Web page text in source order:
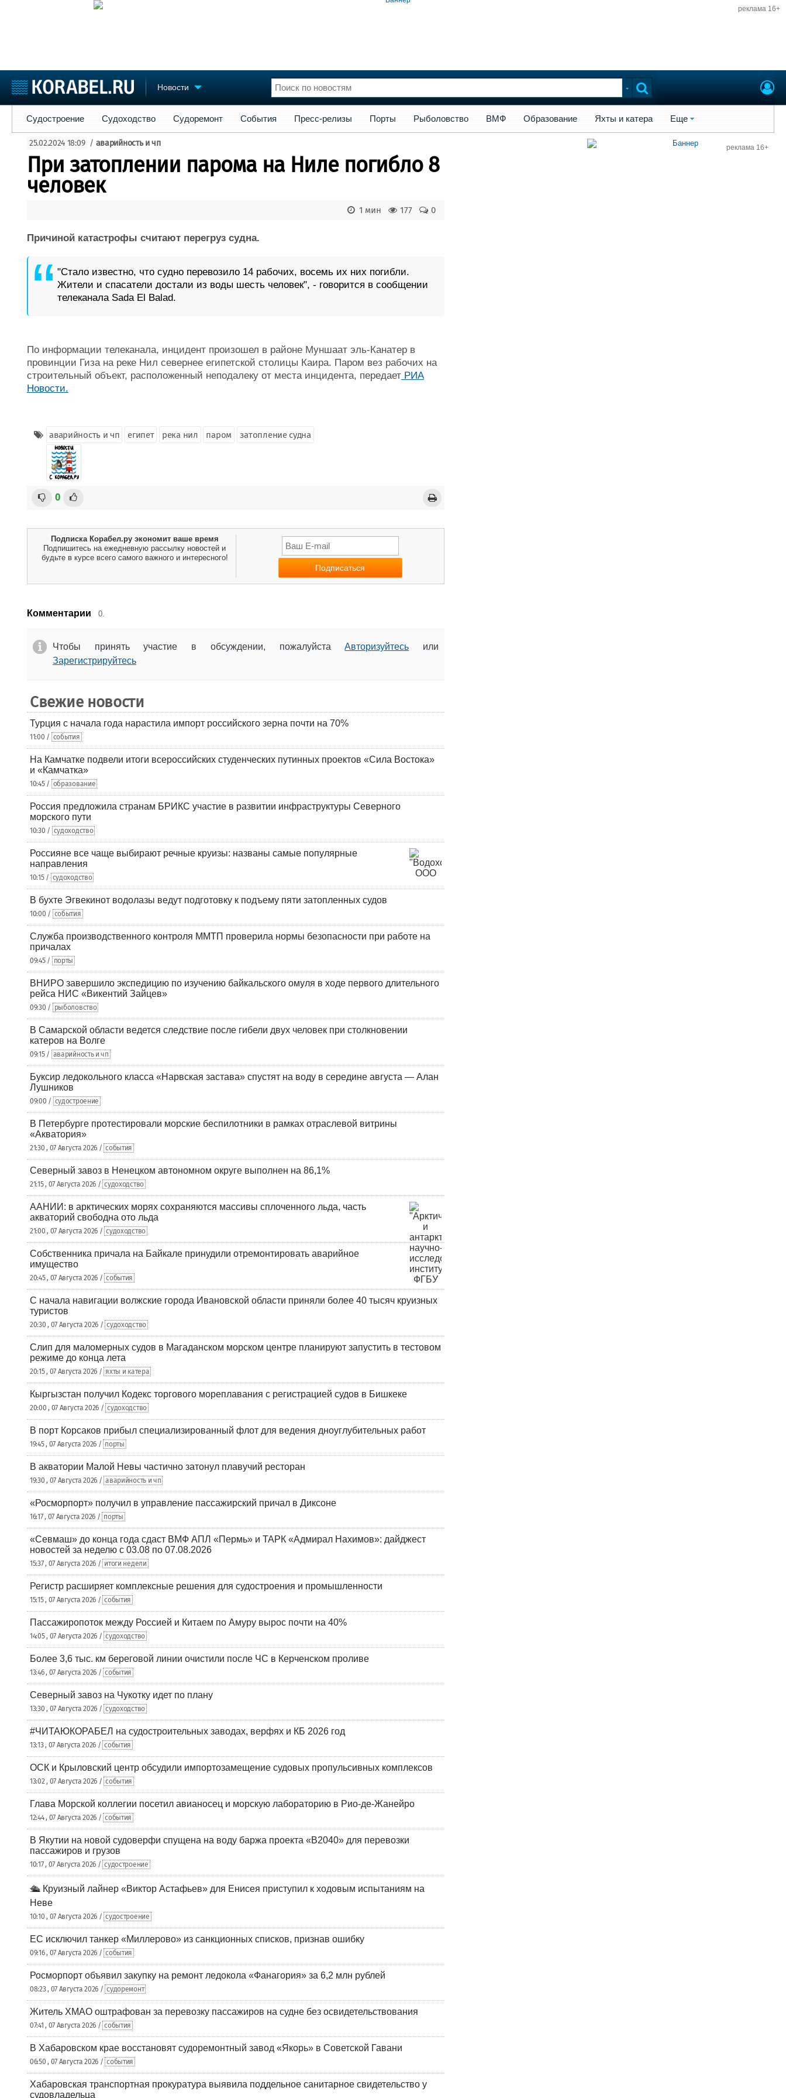
реклама 16+
Новости
Судостроение
Пульс
Новости
Компании
Репутация
Журнал
Реклама
Торговая площадка
Доска объявлений
Продажа флота
Изделия
Конференции
Личности
Флот
Форум
Судостроение Судоходство Судоремонт События Пресс-релизы Порты Рыболовство ВМФ Образование Яхты и катера Еще
25.02.2024 18:09 / аварийность и чп
При затоплении парома на Ниле погибло 8
человек
0
177
1 мин
Причиной катастрофы считают перегруз судна.
"Стало известно, что судно перевозило 14 рабочих, восемь их них погибли.
Жители и спасатели достали из воды шесть человек", - говорится в сообщении
телеканала Sada El Balad.
По информации телеканала, инцидент произошел в районе Муншаат эль-Канатер в
провинции Гиза на реке Нил севернее египетской столицы Каира. Паром вез рабочих на
строительный объект, расположенный неподалеку от места инцидента, передает РИА
Новости.
аварийность и чп египет река нил паром затопление судна
0
Подписка Корабел.ру экономит ваше время
Подпишитесь на ежедневную рассылку новостей и
будьте в курсе всего самого важного и интересного!
Комментарии 0.
Чтобы принять участие в обсуждении, пожалуйстаАвторизуйтесь или
Зарегистрируйтесь
Свежие новости
Турция с начала года нарастила импорт российского зерна почти на 70%
11:00 / события
На Камчатке подвели итоги всероссийских студенческих путинных проектов «Сила Востока»
и «Камчатка»
10:45 / образование
Россия предложила странам БРИКС участие в развитии инфраструктуры Северного
морского пути
10:30 / судоходство
Россияне все чаще выбирают речные круизы: названы самые популярные
направления
10:15 / судоходство
В бухте Эгвекинот водолазы ведут подготовку к подъему пяти затопленных судов
10:00 / события
Служба производственного контроля ММТП проверила нормы безопасности при работе на
причалах
09:45 / порты
ВНИРО завершило экспедицию по изучению байкальского омуля в ходе первого длительного
рейса НИС «Викентий Зайцев»
09:30 / рыболовство
В Самарской области ведется следствие после гибели двух человек при столкновении
катеров на Волге
09:15 / аварийность и чп
Буксир ледокольного класса «Нарвская застава» спустят на воду в середине августа — Алан
Лушников
09:00 / судостроение
В Петербурге протестировали морские беспилотники в рамках отраслевой витрины
«Акватория»
21:30 , 07 Августа 2026 / события
Северный завоз в Ненецком автономном округе выполнен на 86,1%
21:15 , 07 Августа 2026 / судоходство
ААНИИ: в арктических морях сохраняются массивы сплоченного льда, часть
акваторий свободна ото льда
21:00 , 07 Августа 2026 / судоходство
Собственника причала на Байкале принудили отремонтировать аварийное
имущество
20:45 , 07 Августа 2026 / события
С начала навигации волжские города Ивановской области приняли более 40 тысяч круизных
туристов
20:30 , 07 Августа 2026 / судоходство
Слип для маломерных судов в Магаданском морском центре планируют запустить в тестовом
режиме до конца лета
20:15 , 07 Августа 2026 / яхты и катера
Кыргызстан получил Кодекс торгового мореплавания с регистрацией судов в Бишкеке
20:00 , 07 Августа 2026 / судоходство
В порт Корсаков прибыл специализированный флот для ведения дноуглубительных работ
19:45 , 07 Августа 2026 / порты
В акватории Малой Невы частично затонул плавучий ресторан
19:30 , 07 Августа 2026 / аварийность и чп
«Росморпорт» получил в управление пассажирский причал в Диксоне
16:17 , 07 Августа 2026 / порты
«Севмаш» до конца года сдаст ВМФ АПЛ «Пермь» и ТАРК «Адмирал Нахимов»: дайджест
новостей за неделю с 03.08 по 07.08.2026
15:37 , 07 Августа 2026 / итоги недели
Регистр расширяет комплексные решения для судостроения и промышленности
15:15 , 07 Августа 2026 / события
Пассажиропоток между Россией и Китаем по Амуру вырос почти на 40%
14:05 , 07 Августа 2026 / судоходство
Более 3,6 тыс. км береговой линии очистили после ЧС в Керченском проливе
13:46 , 07 Августа 2026 / события
Северный завоз на Чукотку идет по плану
13:30 , 07 Августа 2026 / судоходство
#ЧИТАЮКОРАБЕЛ на судостроительных заводах, верфях и КБ 2026 год
13:13 , 07 Августа 2026 / события
ОСК и Крыловский центр обсудили импортозамещение судовых пропульсивных комплексов
13:02 , 07 Августа 2026 / события
Глава Морской коллегии посетил авианосец и морскую лабораторию в Рио-де-Жанейро
12:44 , 07 Августа 2026 / события
В Якутии на новой судоверфи спущена на воду баржа проекта «В2040» для перевозки
пассажиров и грузов
10:17 , 07 Августа 2026 / судостроение
🛳️ Круизный лайнер «Виктор Астафьев» для Енисея приступил к ходовым испытаниям на
Неве
10:10 , 07 Августа 2026 / судостроение
ЕС исключил танкер «Миллерово» из санкционных списков, признав ошибку
09:16 , 07 Августа 2026 / события
Росморпорт объявил закупку на ремонт ледокола «Фанагория» за 6,2 млн рублей
08:23 , 07 Августа 2026 / судоремонт
Житель ХМАО оштрафован за перевозку пассажиров на судне без освидетельствования
07:41 , 07 Августа 2026 / события
В Хабаровском крае восстановят судоремонтный завод «Якорь» в Советской Гавани
06:50 , 07 Августа 2026 / события
Хабаровская транспортная прокуратура выявила поддельное санитарное свидетельство у
судовладельца
реклама 16+